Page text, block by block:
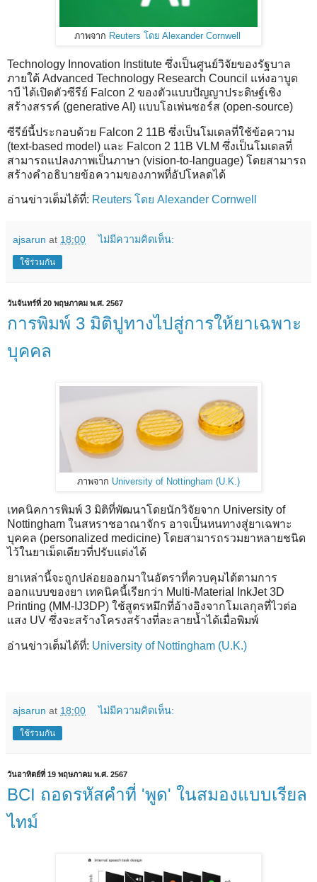
ภาพจาก Reuters โดย Alexander Cornwell
Technology Innovation Institute ซึ่งเป็นศูนย์วิจัยของรัฐบาล
ภายใต้ Advanced Technology Research Council แห่งอาบูด
าบี ได้เปิดตัวซีรีย์ Falcon 2 ของตัวแบบปัญญาประดิษฐ์เชิง
สร้างสรรค์ (generative AI) แบบโอเพ่นซอร์ส (open-source)
ซีรีย์นี้ประกอบด้วย Falcon 2 11B ซึ่งเป็นโมเดลที่ใช้ข้อความ
(text-based model) และ Falcon 2 11B VLM ซึ่งเป็นโมเดลที่
สามารถแปลงภาพเป็นภาษา (vision-to-language) โดยสามารถ
สร้างคำอธิบายข้อความของภาพที่อัปโหลดได้
อ่านข่าวเต็มได้ที่: Reuters โดย Alexander Cornwell
ajsarun at 18:00 ไม่มีความคิดเห็น:
ใช้ร่วมกัน
วันจันทร์ที่ 20 พฤษภาคม พ.ศ. 2567
การพิมพ์ 3 มิติปูทางไปสู่การให้ยาเฉพาะ
บุคคล
ภาพจาก University of Nottingham (U.K.)
เทคนิคการพิมพ์ 3 มิติที่พัฒนาโดยนักวิจัยจาก University of
Nottingham ในสหราชอาณาจักร อาจเป็นหนทางสู่ยาเฉพาะ
บุคคล (personalized medicine) โดยสามารถรวมยาหลายชนิด
ไว้ในยาเม็ดเดียวที่ปรับแต่งได้
ยาเหล่านี้จะถูกปล่อยออกมาในอัตราที่ควบคุมได้ตามการ
ออกแบบของยา เทคนิคนี้เรียกว่า Multi-Material InkJet 3D
Printing (MM-IJ3DP) ใช้สูตรหมึกที่อ้างอิงจากโมเลกุลที่ไวต่อ
แสง UV ซึ่งจะสร้างโครงสร้างที่ละลายน้ำได้เมื่อพิมพ์
อ่านข่าวเต็มได้ที่: University of Nottingham (U.K.)
ajsarun at 18:00 ไม่มีความคิดเห็น:
ใช้ร่วมกัน
วันอาทิตย์ที่ 19 พฤษภาคม พ.ศ. 2567
BCI ถอดรหัสคำที่ 'พูด' ในสมองแบบเรียล
ไทม์